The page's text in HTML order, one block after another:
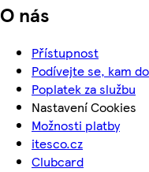
O nás
Přístupnost
Podívejte se, kam
Poplatek za službu
Nastavení Cookies
Možnosti platby
itesco.cz
Clubcard